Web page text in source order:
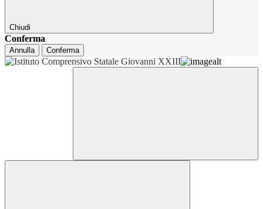
Chiudi
Conferma
Annulla Conferma